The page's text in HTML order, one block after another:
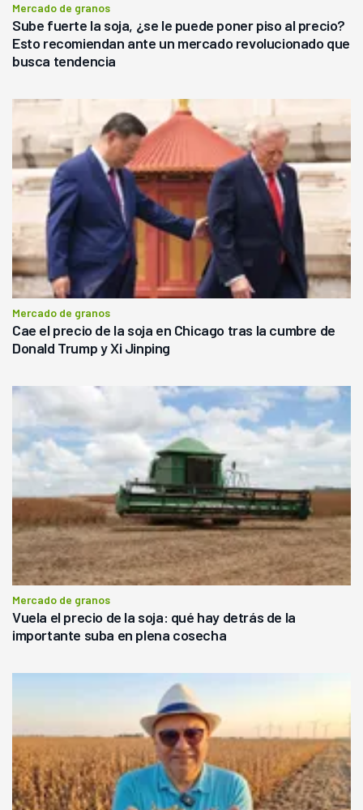
Mercado de granos
Sube fuerte la soja, ¿se le puede poner piso al precio?
Esto recomiendan ante un mercado revolucionado que
busca tendencia
Mercado de granos
Cae el precio de la soja en Chicago tras la cumbre de
Donald Trump y Xi Jinping
Mercado de granos
Vuela el precio de la soja: qué hay detrás de la
importante suba en plena cosecha